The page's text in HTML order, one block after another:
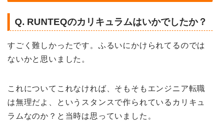
Q. RUNTEQのカリキュラムはいかでしたか？
すごく難しかったです。 ふるいにかけられてるのでは
ないかと思いました。
これについてこれなければ、そもそもエンジニア転職
は無理だよ、というスタンスで作られているカリキュ
ラムなのか？と当時は思っていました。